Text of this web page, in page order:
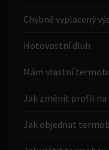
Chybně vyplacený
Hotovostní dluh
Mám vlastní
Jak změnit profil na
Jak objednat